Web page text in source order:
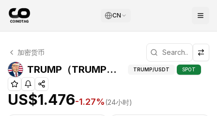
CN
TRUMP 技术分析
TRUMP 目前交易价格为 US$1.476. RSI 指标为 40.66 处
加密货币
TRUMP（TRUMP）高级指标 TRUMP（
TRUMP/USDT SPOT
US$1.476-1.27%(24小时)